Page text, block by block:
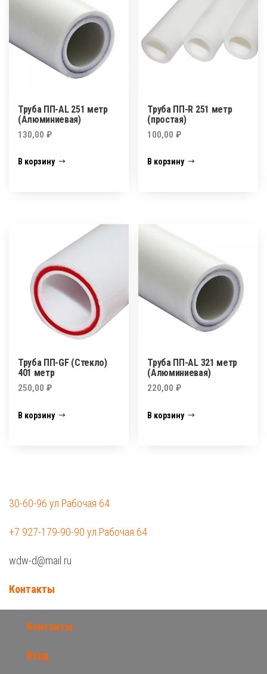
Труба ПП-AL 251 метр
(Алюминиевая)
130,00 ₽
В корзину
Труба ПП-R 251 метр
(простая)
100,00₽
В корзину
Труба ПП-GF (Стекло)
401 метр
250,00 ₽
В корзину
Труба ПП-AL 321 метр
(Алюминиевая)
220,00₽
В корзину
30-60-96 ул.Рабочая 64
+7 927-179-90-90 ул.Рабочая 64
wdw-d@mail.ru
Контакты
Контакты
Вход